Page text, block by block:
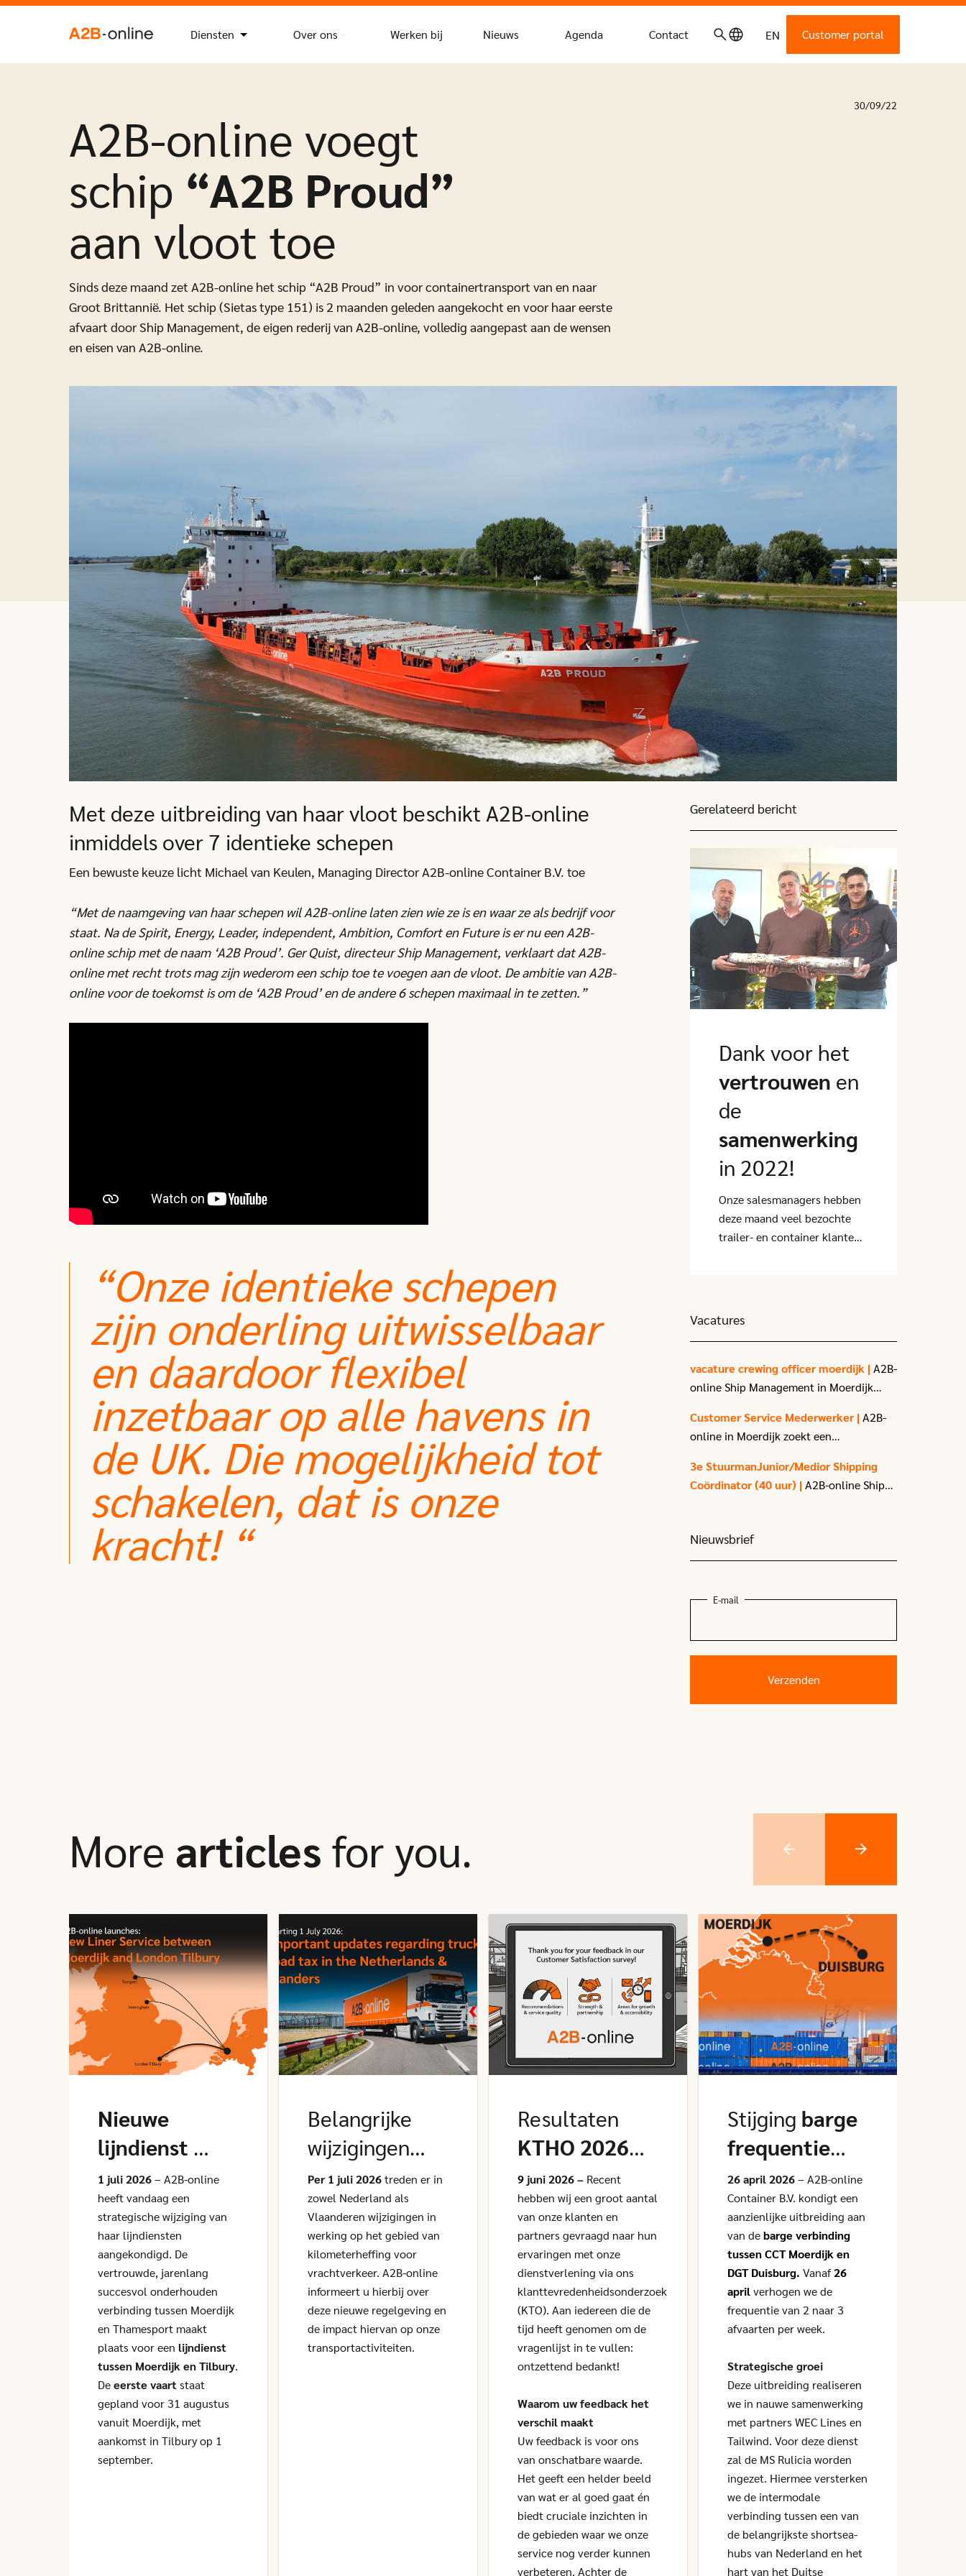
Ga naar de inhoud
Diensten
Over ons Werken bij Nieuws Agenda Contact EN Customer portal
naar:Zoekknop
NL EN
30/09/22
A2B-online voegt
schip “A2B Proud”
aan vloot toe
Sinds deze maand zet A2B-online het schip “A2B Proud” in voor containertransport van en naar
Groot Brittannië. Het schip (Sietas type 151) is 2 maanden geleden aangekocht en voor haar eerste
afvaart door Ship Management, de eigen rederij van A2B-online, volledig aangepast aan de wensen
en eisen van A2B-online.
Met deze uitbreiding van haar vloot beschikt A2B-online
inmiddels over 7 identieke schepen
Een bewuste keuze licht Michael van Keulen, Managing Director A2B-online Container B.V. toe
“Met de naamgeving van haar schepen wil A2B-online laten zien wie ze is en waar ze als bedrijf voor
staat. Na de Spirit, Energy, Leader, independent, Ambition, Comfort en Future is er nu een A2B-
online schip met de naam ‘A2B Proud’. Ger Quist, directeur Ship Management, verklaart dat A2B-
online met recht trots mag zijn wederom een schip toe te voegen aan de vloot. De ambitie van A2B-
online voor de toekomst is om de ‘A2B Proud’ en de andere 6 schepen maximaal in te zetten.”
“Onze identieke schepen
zijn onderling uitwisselbaar
en daardoor flexibel
inzetbaar op alle havens in
de UK. Die mogelijkheid tot
schakelen, dat is onze
kracht! “
Gerelateerd bericht
Dank voor het
vertrouwen en
de
samenwerking
in 2022!
Onze salesmanagers hebben
deze maand veel bezochte
trailer- en container klanten
samenwerking in het
geldt natuurlijk ook voor
onze partners, leveranciers
Click here to go to this article
Vacatures
vacature crewing officer moerdijk | A2B-
online Ship Management in Moerdijk
Customer Service Mederwerker | A2B-
online in Moerdijk zoekt een
medewerker (40 uur) met affiniteit voor
logistiek en transport.
3e StuurmanJunior/Medior Shipping
Coördinator (40 uur) | A2B-online Ship
Nieuwsbrief
E-mail
More articles for you.
Nieuwe
lijndienst
tussen
Moerdijk en
Tilbury
1 juli 2026– A2B-online
heeft vandaag een
strategische wijziging van
haar lijndiensten
aangekondigd. De
vertrouwde, jarenlang
succesvol onderhouden
verbinding tussen Moerdijk
en Thamesport maakt
plaats voor een lijndienst
tussen Moerdijk en Tilbury.
Deeerste vaartstaat
gepland voor 31 augustus
vanuit Moerdijk, met
aankomst in Tilbury op 1
september.
Belangrijke
wijzigingen
vrachtwagenh
effingper 1
juli 2026
Per 1 juli 2026treden er in
zowel Nederland als
Vlaanderen wijzigingen in
werking op het gebied van
kilometerheffing voor
vrachtverkeer. A2B-online
informeert u hierbij over
deze nieuwe regelgeving en
de impact hiervan op onze
transportactiviteiten.
Resultaten
KTHO 2026
binnen
9 juni 2026 – Recent
hebben wij een groot aantal
van onze klanten en
partners gevraagd naar hun
ervaringen met onze
dienstverlening via ons
klanttevredenheidsonderzoek
(KTO). Aan iedereen die de
tijd heeft genomen om de
vragenlijst in te vullen:
ontzettend bedankt!
Waarom uw feedback het
verschil maakt
Uw feedback is voor ons
van onschatbare waarde.
Het geeft een helder beeld
van wat er al goed gaat én
biedt cruciale inzichten in
de gebieden waar we onze
service nog verder kunnen
verbeteren. Achter de
Stijging barge
frequentie
Moerdijk -
Duisburg
26 april 2026– A2B-online
Container B.V. kondigt een
aanzienlijke uitbreiding aan
van debarge verbinding
tussen CCT Moerdijk en
DGT Duisburg. Vanaf26
aprilverhogen we de
frequentie van 2 naar 3
afvaarten per week.
Strategische groei
Deze uitbreiding realiseren
we in nauwe samenwerking
met partners WEC Lines en
Tailwind. Voor deze dienst
zal de MS Rulicia worden
ingezet. Hiermee versterken
we de intermodale
verbinding tussen een van
de belangrijkste shortsea-
hubs van Nederland en het
hart van het Duitse